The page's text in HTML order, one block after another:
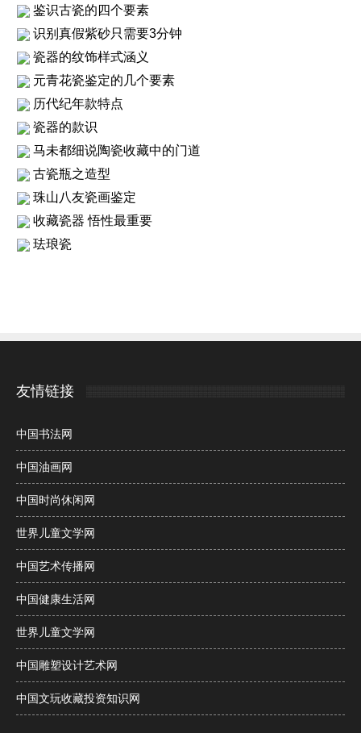
鉴识古瓷的四个要素
识别真假紫砂只需要3分钟
瓷器的纹饰样式涵义
元青花瓷鉴定的几个要素
历代纪年款特点
瓷器的款识
马未都细说陶瓷收藏中的门道
古瓷瓶之造型
珠山八友瓷画鉴定
收藏瓷器 悟性最重要
珐琅瓷
友情链接
中国书法网
中国油画网
中国时尚休闲网
世界儿童文学网
中国艺术传播网
中国健康生活网
世界儿童文学网
中国雕塑设计艺术网
中国文玩收藏投资知识网